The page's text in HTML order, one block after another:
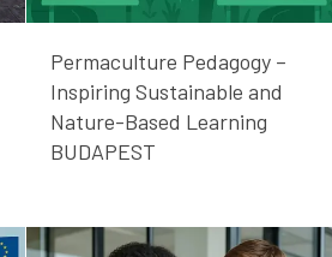
Permaculture Pedagogy –
Inspiring Sustainable and
Nature-Based Learning
BUDAPEST